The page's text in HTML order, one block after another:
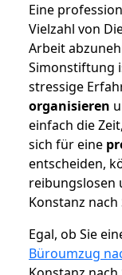
Eine
Vielzahl von
Arbeit
Simonstiftung
stressige
organisieren
einfach die
sich für eine
entscheiden,
reibungslosen
Konstanz
Egal, ob Sie
Büroumzug